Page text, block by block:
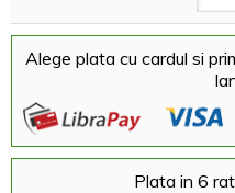
Alege plata cu cardul si
Plata in 6